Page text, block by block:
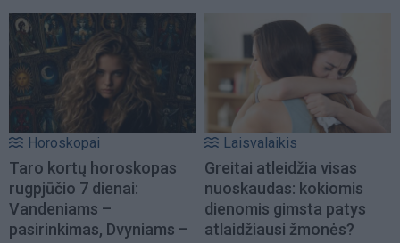
Horoskopai
Taro kortų horoskopas
rugpjūčio 7 dienai:
Vandeniams –
pasirinkimas, Dvyniams –
Laisvalaikis
Greitai atleidžia visas
nuoskaudas: kokiomis
dienomis gimsta patys
atlaidžiausi žmonės?